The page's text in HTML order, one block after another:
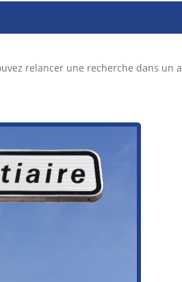
relancer une recherche dans un